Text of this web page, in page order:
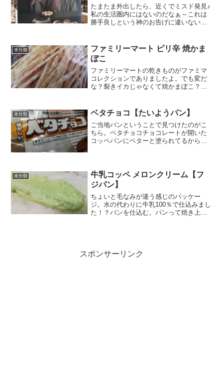
たまたま外出したら、近くでミスド発見♪
私の生活圏内にはないのだなぁ～これは
勝手良しという神のお告げに違いない。
ともカスタードクリームにしようかな
ぁ。と思って店内に入ると...
未分類
ファミリーマート ピリ辛 焼かま
ぼこ
ファミリーマートの乾きものがファミマ
コレクションでありましたよ。でも変だ
な？裂きイカじゃなくて焼かまぼこ？不
いかだと思ったらたらのすり身だったの
か。でもかまぼこってのは...
未分類 ベタチョコ【たいようパン】
ご当地パンということで見つけたのがこ
ちら。ベタチョコチョコレートが開いた
コッペパンにベターと塗られてるからか
すね。糖質はそれなりにあ...
未分類
牛乳コッペ メロンクリーム【フ
ジパン】
ちょいと毛なみが違う感じのパッケー
ジ。水の代わりに牛乳100％で仕込みまし
た！？パンを仕込む。パンって焼き上げ
スポンサーリンク